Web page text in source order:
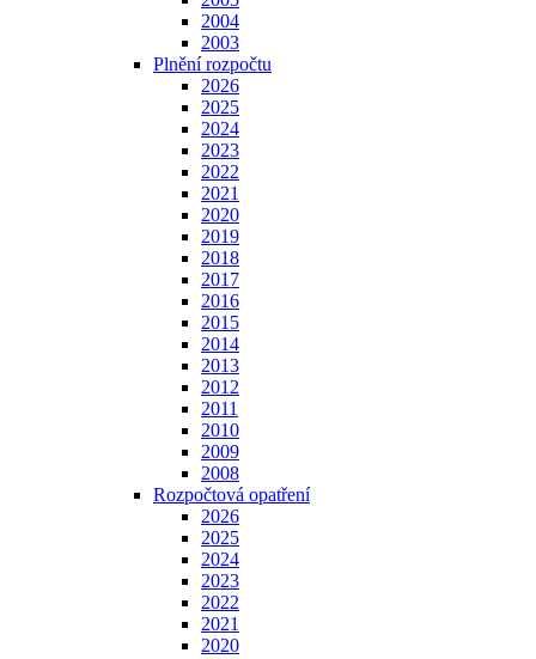
2004
2003
Plnění rozpočtu
2026
2025
2024
2023
2022
2021
2020
2019
2018
2017
2016
2015
2014
2013
2012
2011
2010
2009
2008
Rozpočtová opatření
2026
2025
2024
2023
2022
2021
2020